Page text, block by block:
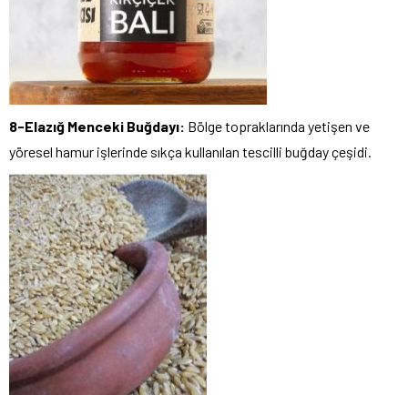
8-Elazığ Menceki Buğdayı: Bölge topraklarında yetişen ve
yöresel hamur işlerinde sıkça kullanılan tescilli buğday çeşidi.